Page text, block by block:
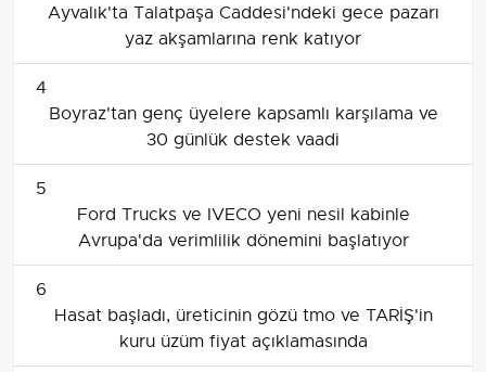
Ayvalık'ta Talatpaşa Caddesi'ndeki gece pazarı
yaz akşamlarına renk katıyor
4
Boyraz'tan genç üyelere kapsamlı karşılama ve
30 günlük destek vaadi
5
Ford Trucks ve IVECO yeni nesil kabinle
Avrupa'da verimlilik dönemini başlatıyor
6
Hasat başladı, üreticinin gözü tmo ve TARİŞ'in
kuru üzüm fiyat açıklamasında